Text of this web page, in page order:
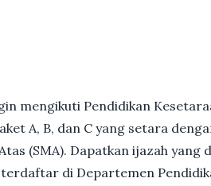
mengikuti Pendidikan
A, B, dan C yang setara
(SMA). Dapatkan ijazah
di Departemen